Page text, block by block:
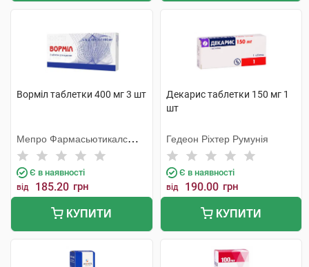
Ворміл таблетки 400 мг 3 шт
Мепро Фармасьютикалс
Пріват
Є в наявності
від 185.20 грн
КУПИТИ
Декарис таблетки 150 мг 1
шт
Гедеон Ріхтер Румунія
Є в наявності
від 190.00 грн
КУПИТИ